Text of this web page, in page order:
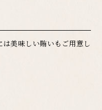
美味しい賄いもご用意し